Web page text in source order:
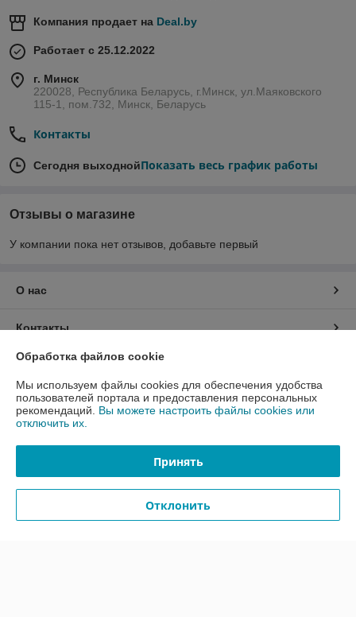
Компания продает на Deal.by
Работает с 25.12.2022
г. Минск
220028, Республика Беларусь, г.Минск, ул.Маяковского
115-1, пом.732, Минск, Беларусь
Контакты
Сегодня выходнойПоказать весь график работы
Отзывы о магазине
У компании пока нет отзывов, добавьте первый
О нас
Контакты
Доставка и оплата
График работы
Политика обработки cookies
Обработка файлов cookie
Мы используем файлы cookies для обеспечения удобства
пользователей портала и предоставления персональных
рекомендаций. Вы можете настроить файлы cookies или
отключить их.
Принять
Отклонить